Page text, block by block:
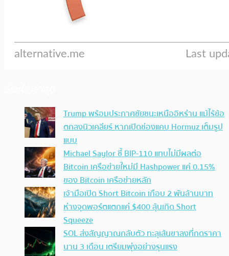
Trump พร้อมประกาศชัยชนะเหนืออิหร่าน แม้ไร้ข้อ
ตกลงนิวเคลียร์ หากเปิดช่องแคบ Hormuz เต็มรูป
แบบ
Michael Saylor ชี้ BIP-110 แทบไม่มีผลต่อ
Bitcoin เครือข่ายใหม่มี Hashpower แค่ 0.15%
ของ Bitcoin เครือข่ายหลัก
เจ้ามือเปิด Short Bitcoin เกือบ 2 พันล้านบาท
ห่างจุดพอร์ตแตกแค่ $400 ลุ้นเกิด Short
Squeeze
SOL ส่งสัญญาณกลับตัว ทะลุเส้นขาลงที่กดราคา
นาน 3 เดือน เตรียมพุ่งอย่างรุนแรง